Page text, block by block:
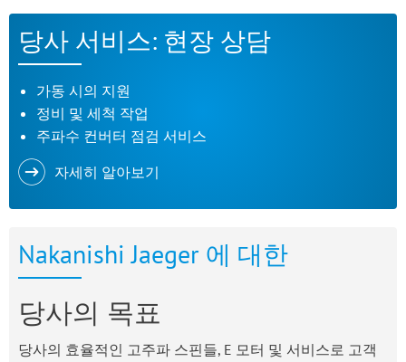
당사 서비스: 현장 상담
가동 시의 지원
정비 및 세척 작업
주파수 컨버터 점검 서비스
자세히 알아보기
Nakanishi Jaeger 에 대한
당사의 목표
당사의 효율적인 고주파 스핀들, E 모터 및 서비스로 고객